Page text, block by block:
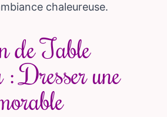
chaleureuse.
de Table
Dresser une